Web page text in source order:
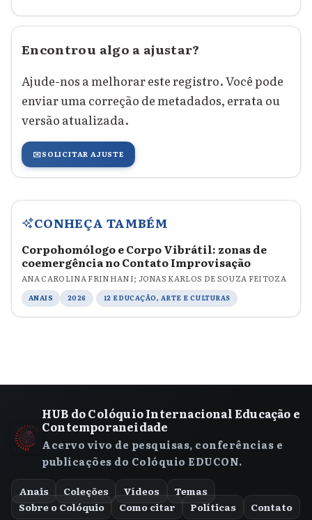
Encontrou algo a ajustar?
Ajude-nos a melhorar este registro. Você pode
enviar uma correção de metadados, errata ou
versão atualizada.
✉️SOLICITAR AJUSTE
CONHEÇA TAMBÉM
Corpohomólogo e Corpo Vibrátil: zonas de
coemergência no Contato Improvisação
ANA CAROLINA FRINHANI; JONAS KARLOS DE SOUZA FEITOZA
ANAIS 2026 12 EDUCAÇÃO, ARTE E CULTURAS
HUB do Colóquio Internacional Educação e
Contemporaneidade
Acervo vivo de pesquisas, conferências e
publicações do Colóquio EDUCON.
Anais Coleções Vídeos
Temas
Sobre o Colóquio
Como citar Políticas Contato